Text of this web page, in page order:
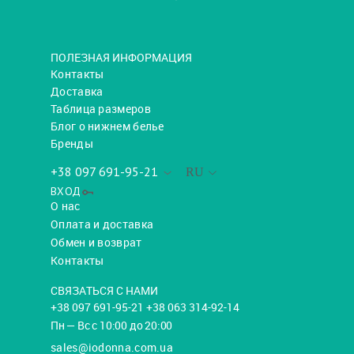
ПОЛЕЗНАЯ ИНФОРМАЦИЯ
Контакты
Доставка
Таблица размеров
Блог о нижнем белье
Бренды
RU
+38 097 691-95-21
ВХОД
О нас
Оплата и доставка
Обмен и возврат
Контакты
СВЯЗАТЬСЯ С НАМИ
+38 097 691-95-21 +38 063 314-92-14
Пн — Вс с 10:00 до 20:00
sales@iodonna.com.ua